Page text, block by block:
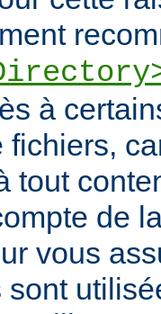
à
fichiers,
tout
de
vous
sont